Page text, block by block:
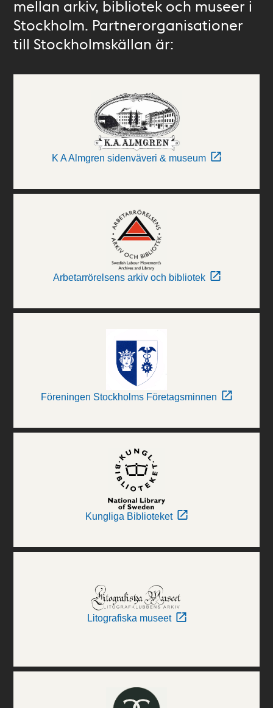
mellan arkiv, bibliotek och museer i
Stockholm. Partnerorganisationer
till Stockholmskällan är:
K A Almgren sidenväveri & museum
Arbetarrörelsens arkiv och bibliotek
Föreningen Stockholms Företagsminnen
Kungliga Biblioteket
Litografiska museet